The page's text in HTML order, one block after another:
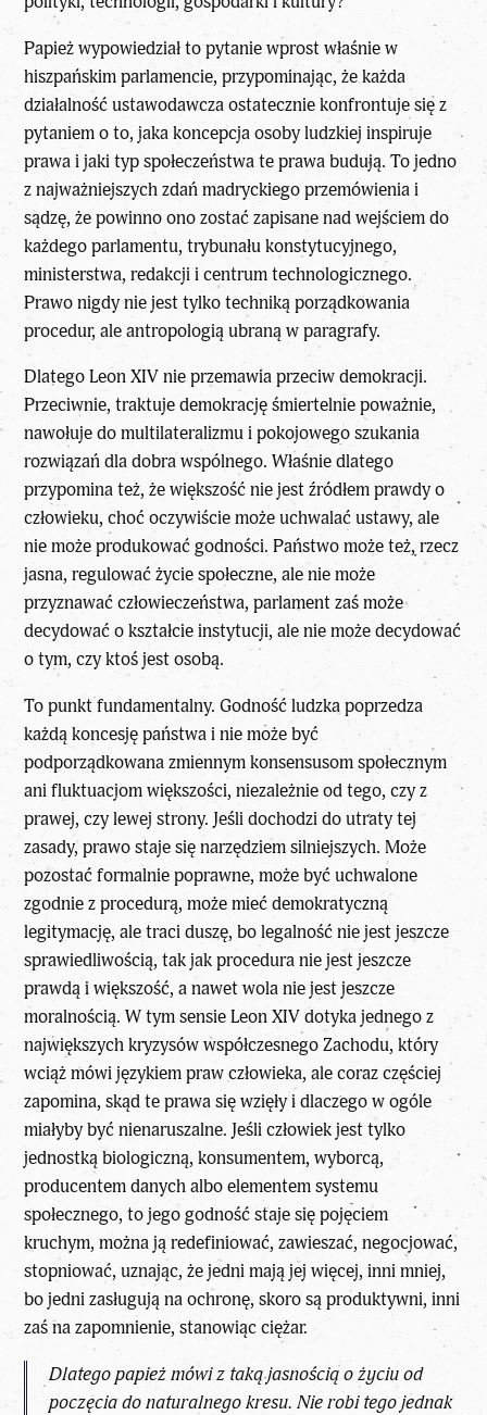
Papież wypowiedział to pytanie wprost właśnie w
hiszpańskim parlamencie, przypominając, że każda
działalność ustawodawcza ostatecznie konfrontuje się z
pytaniem o to, jaka koncepcja osoby ludzkiej inspiruje
prawa i jaki typ społeczeństwa te prawa budują. To jedno
z najważniejszych zdań madryckiego przemówienia i
sądzę, że powinno ono zostać zapisane nad wejściem do
każdego parlamentu, trybunału konstytucyjnego,
ministerstwa, redakcji i centrum technologicznego.
Prawo nigdy nie jest tylko techniką porządkowania
procedur, ale antropologią ubraną w paragrafy.
DlategoLeon XIVnie przemawia przeciw demokracji.
Przeciwnie, traktuje demokrację śmiertelnie poważnie,
nawołuje do multilateralizmu i pokojowego szukania
rozwiązań dla dobra wspólnego. Właśnie dlatego
przypomina też, że większość nie jest źródłem prawdy o
człowieku, choć oczywiście może uchwalać ustawy, ale
nie może produkować godności. Państwo może też, rzecz
jasna, regulować życie społeczne, ale nie może
przyznawać człowieczeństwa, parlament zaś może
decydować o kształcie instytucji, ale nie może decydować
o tym, czy ktoś jest osobą.
To punkt fundamentalny. Godność ludzka poprzedza
każdą koncesję państwa i nie może być
podporządkowana zmiennym konsensusom społecznym
ani fluktuacjom większości, niezależnie od tego, czy z
prawej, czy lewej strony. Jeśli dochodzi do utraty tej
zasady, prawo staje się narzędziem silniejszych. Może
pozostać formalnie poprawne, może być uchwalone
zgodnie z procedurą, może mieć demokratyczną
legitymację, ale traci duszę, bo legalność nie jest jeszcze
sprawiedliwością, tak jak procedura nie jest jeszcze
prawdą i większość, a nawet wola nie jest jeszcze
moralnością. W tym sensieLeon XIVdotyka jednego z
największych kryzysów współczesnego Zachodu, który
wciąż mówi językiem praw człowieka, ale coraz częściej
zapomina, skąd te prawa się wzięły i dlaczego w ogóle
miałyby być nienaruszalne. Jeśli człowiek jest tylko
jednostką biologiczną, konsumentem, wyborcą,
producentem danych albo elementem systemu
społecznego, to jego godność staje się pojęciem
kruchym, można ją redefiniować, zawieszać, negocjować,
stopniować, uznając, że jedni mają jej więcej, inni mniej,
bo jedni zasługują na ochronę, skoro są produktywni, inni
zaś na zapomnienie, stanowiąc ciężar.
Dlatego papież mówi z taką jasnością o życiu od
poczęcia do naturalnego kresu. Nie robi tego jednak